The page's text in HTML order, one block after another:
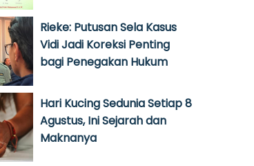
Rieke: Putusan Sela Kasus
Vidi Jadi Koreksi Penting
bagi Penegakan Hukum
Hari Kucing Sedunia Setiap 8
Agustus, Ini Sejarah dan
Maknanya